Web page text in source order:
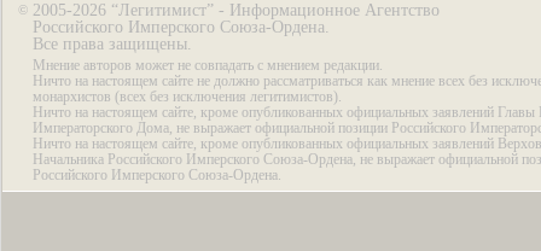
© 2005-2026 “Легитимист” - Информационное Агентство
Российского Имперского Союза-Ордена.
Все права защищены.
Мнение авторов может не совпадать с мнением редакции.
Ничто на настоящем сайте не должно рассматриваться как мнение всех без
монархистов (всех без исключения легитимистов).
Ничто на настоящем сайте, кроме опубликованных официальных заявлений Главы
Императорского Дома, не выражает официальной позиции Российского
Ничто на настоящем сайте, кроме опубликованных официальных заявлений
Начальника Российского Имперского Союза-Ордена, не выражает официальной
Российского Имперского Союза-Ордена.